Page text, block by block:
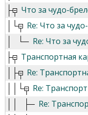
Что за чудо-
Re: Что за
Re: Что за
Транспортная
Re:
Re:
Re: